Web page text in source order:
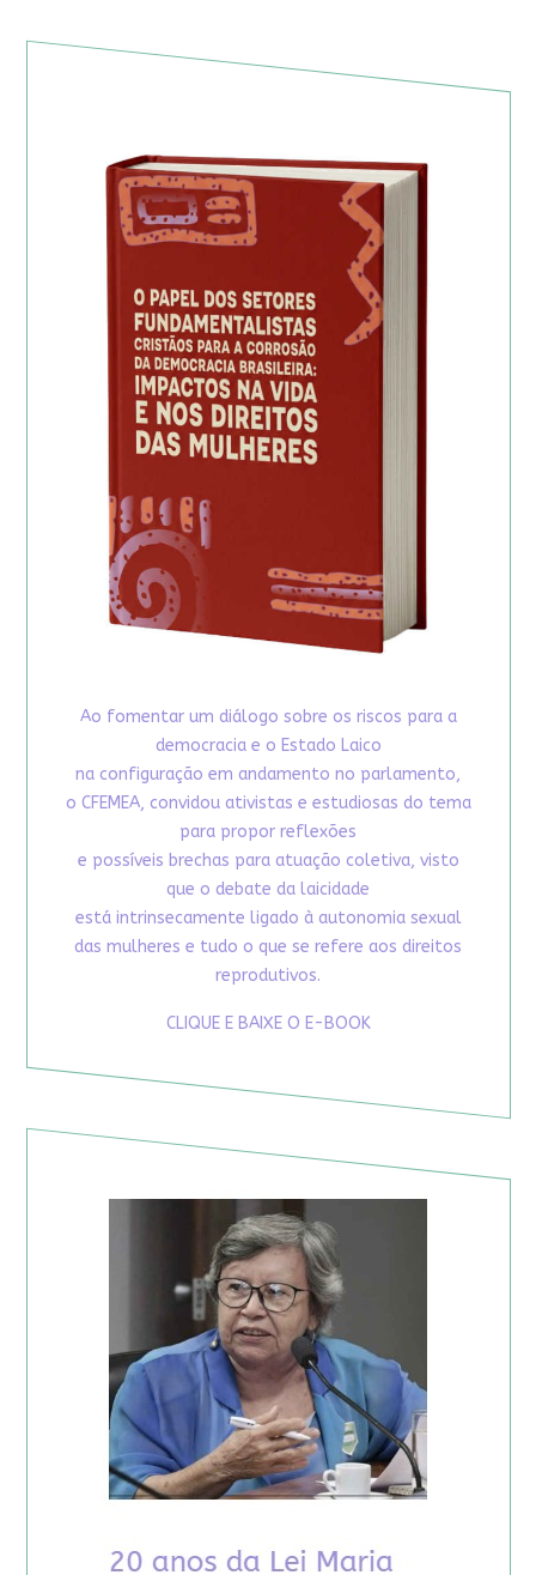
Ao fomentar um diálogo sobre os riscos para a
democracia e o Estado Laico
na configuração em andamento no parlamento,
o CFEMEA, convidou ativistas e estudiosas do tema
para propor reflexões
e possíveis brechas para atuação coletiva, visto
que o debate da laicidade
está intrinsecamente ligado à autonomia sexual
das mulheres e tudo o que se refere aos direitos
reprodutivos.
CLIQUE E BAIXE O E-BOOK